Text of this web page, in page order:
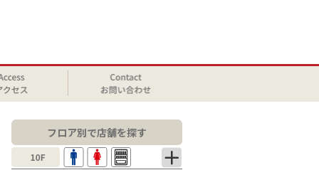
フロア別で店舗を探す